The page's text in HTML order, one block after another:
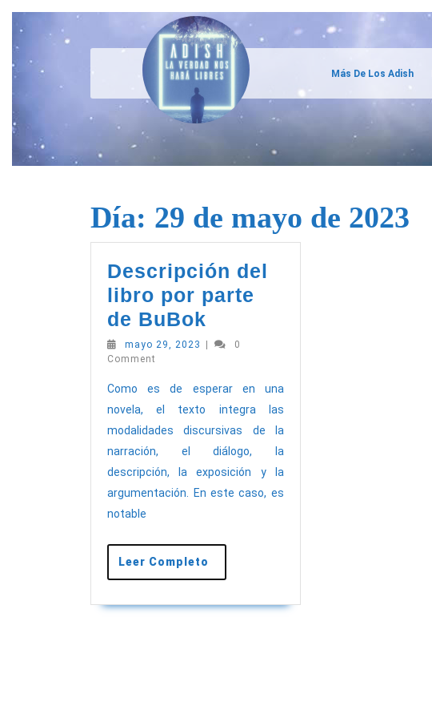
to
content
Más De Los Adish
Día: 29 de mayo de 2023
Descripción del
libro por parte
de BuBok
del
por
parte
de
BuBok
mayo 29, 2023 mayo
|
0
Comment
Como es de esperar en una
novela, el texto integra las
modalidades discursivas de la
narración, el diálogo, la
descripción, la exposición y la
argumentación. En este caso, es
notable
Leer Completo
Completo